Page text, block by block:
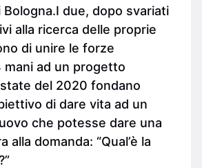
due, dopo svariati
alla ricerca delle proprie
di unire le forze
mani ad un progetto
del 2020 fondano
di dare vita ad un
che potesse dare una
alla domanda: “Qual’è la